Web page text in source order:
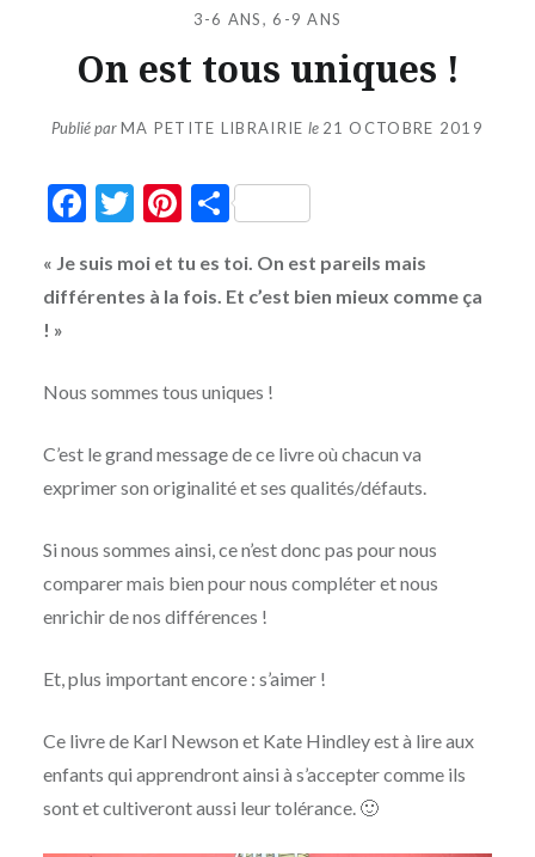
3-6 ANS,6-9 ANS
On est tous uniques !
Publié parMA PETITE LIBRAIRIE le 21 OCTOBRE 2019
Facebook
Twitter
Pinterest
Partager
« Je suis moi et tu es toi. On est pareils mais
différentes à la fois. Et c’est bien mieux comme ça
! »
Nous sommes tous uniques !
C’est le grand message de ce livre où chacun va
exprimer son originalité et ses qualités/défauts.
Si nous sommes ainsi, ce n’est donc pas pour nous
comparer mais bien pour nous compléter et nous
enrichir de nos différences !
Et, plus important encore : s’aimer !
Ce livre de Karl Newson et Kate Hindley est à lire aux
enfants qui apprendront ainsi à s’accepter comme ils
sont et cultiveront aussi leur tolérance. 🙂